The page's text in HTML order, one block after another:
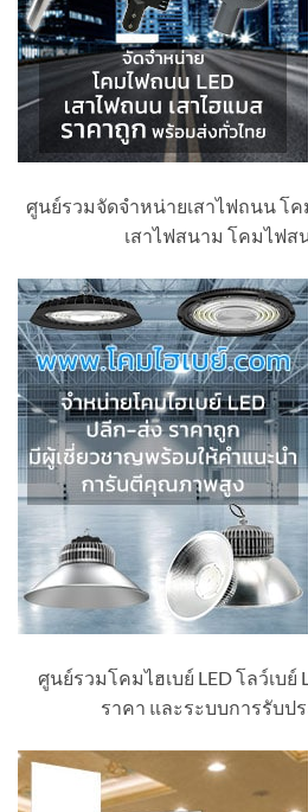
ศูนย์รวมจัดจำหน่ายเสาไฟถนน โค
เสาไฟสนาม โคมไฟส
ศูนย์รวมโคมไฮเบย์ LED โลว์เบ
ราคา และระบบการรับป